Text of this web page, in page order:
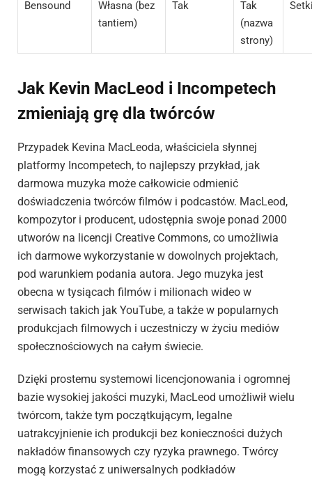
Bensound
Własna (bez
tantiem)
Tak
Tak
(nazwa
strony)
Jak Kevin MacLeod i Incompetech
zmieniają grę dla twórców
Przypadek Kevina MacLeoda, właściciela słynnej
platformy Incompetech, to najlepszy przykład, jak
darmowa muzyka może całkowicie odmienić
doświadczenia twórców filmów i podcastów. MacLeod,
kompozytor i producent, udostępnia swoje ponad 2000
utworów na licencji Creative Commons, co umożliwia
ich darmowe wykorzystanie w dowolnych projektach,
pod warunkiem podania autora. Jego muzyka jest
obecna w tysiącach filmów i milionach wideo w
serwisach takich jak YouTube, a także w popularnych
produkcjach filmowych i uczestniczy w życiu mediów
społecznościowych na całym świecie.
Dzięki prostemu systemowi licencjonowania i ogromnej
bazie wysokiej jakości muzyki, MacLeod umożliwił wielu
twórcom, także tym początkującym, legalne
uatrakcyjnienie ich produkcji bez konieczności dużych
nakładów finansowych czy ryzyka prawnego. Twórcy
mogą korzystać z uniwersalnych podkładów